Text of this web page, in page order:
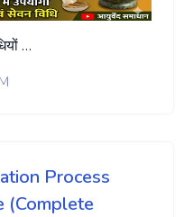
…
Process
(Complete